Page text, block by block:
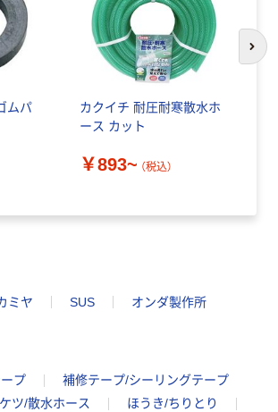
ムパ
カクイチ 耐圧耐寒散水ホ
ース カット
￥893~ （税込）
次
ミヤ SUS オンダ製作所
プ
補修テープ/シーリングテープ
ツ/散水ホース
ほうき/ちりとり
エコ
プ
ヨ
（税込）